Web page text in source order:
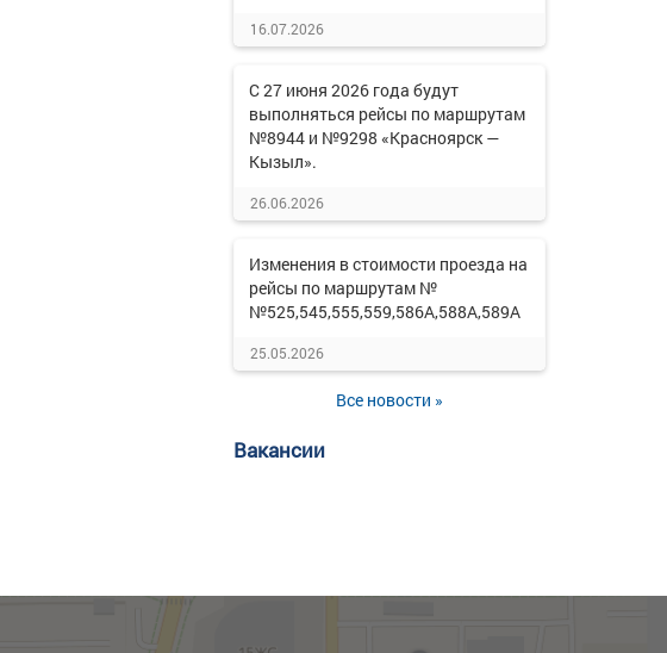
16.07.2026
С 27 июня 2026 года будут
выполняться рейсы по маршрутам
№8944 и №9298 «Красноярск —
Кызыл».
26.06.2026
Изменения в стоимости проезда на
рейсы по маршрутам №
№525,545,555,559,586А,588А,589А
25.05.2026
Все новости »
Вакансии